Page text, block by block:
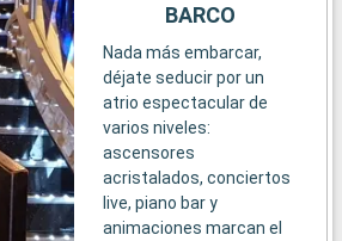
BARCO
Nada más embarcar,
déjate seducir por un
atrio espectacular de
varios niveles:
ascensores
acristalados, conciertos
live, piano bar y
animaciones marcan el